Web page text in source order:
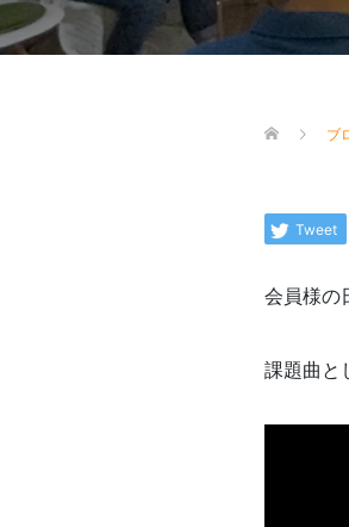
ブ
Tweet
会員様の
課題曲と